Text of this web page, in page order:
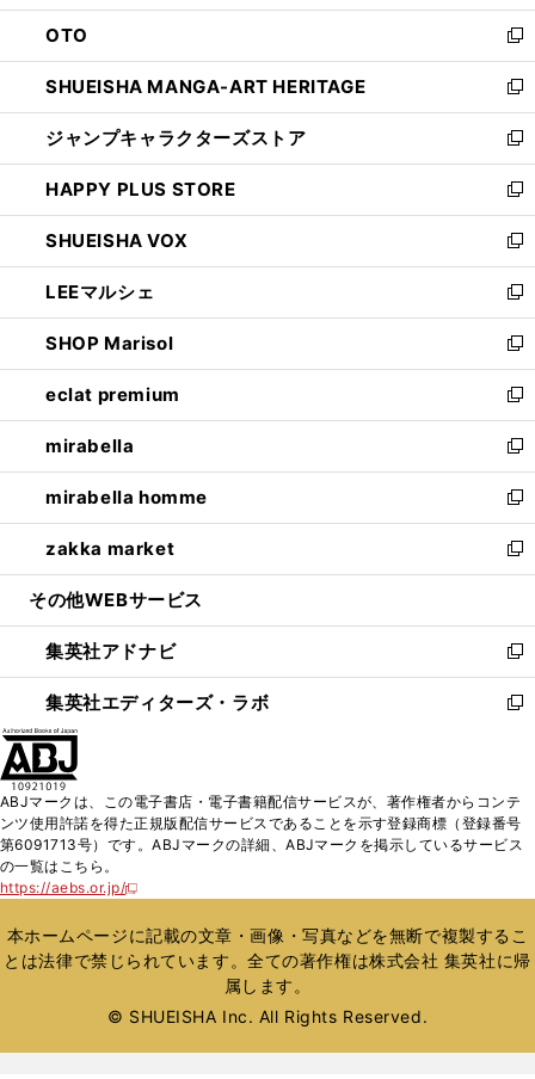
ウ
で
開
く
ン
ド
ウ
で
開
く
OTO
新
し
い
ウ
ィ
ン
ド
ウ
で
開
く
SHUEISHA MANGA-ART HERITAGE
新
し
い
ウ
ィ
ン
ド
ウ
で
開
く
ジャンプキャラクターズストア
新
し
い
ウ
ィ
ン
ド
ウ
で
開
く
HAPPY PLUS STORE
新
し
い
ウ
ィ
ン
ド
ウ
で
開
く
SHUEISHA VOX
新
し
い
ウ
ィ
ン
ド
ウ
で
開
く
LEEマルシェ
新
し
い
ウ
ィ
ン
ド
ウ
で
開
く
SHOP Marisol
新
し
い
ウ
ィ
ン
ド
ウ
で
開
eclat premium
新
し
い
ウ
ィ
ン
ド
ウ
開
く
mirabella
新
し
い
ウ
ィ
ン
ウ
で
開
く
mirabella homme
新
し
い
ウ
ン
ド
ウ
で
zakka market
新
し
ウ
ィ
ン
ド
く
その他WEBサービス
集英社アドナビ
新
し
い
ド
ウ
で
集英社エディターズ・ラボ
新
ィ
ン
ド
開
く
ABJマークは、この電子書店・電子書籍配信サービスが、著作権者からコンテ
ンツ使用許諾を得た正規版配信サービスであることを示す登録商標（登録番号
第6091713号）です。ABJマークの詳細、ABJマークを掲示しているサービス
の一覧はこちら。
https://aebs.or.jp/
新
い
ウ
ィ
ウ
本ホームページに記載の文章・画像・写真などを無断で複製するこ
とは法律で禁じられています。全ての著作権は株式会社 集英社に帰
属します。
© SHUEISHA Inc. All Rights Reserved.